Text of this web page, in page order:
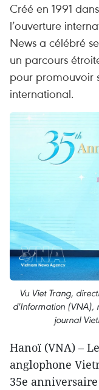
Créé en 1991
l’ouverture
News a célébré
un parcours
pour promouvoir
international.
Vu Viet Trang,
d'Information (VNA),
journal
Hanoï (VNA) –
anglophone
35e